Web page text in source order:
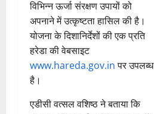
विभिन्न ऊर्जा संरक्षण उपायों को
अपनाने में उत्कृष्टता हासिल की है।
योजना के दिशानिर्देशों की एक प्रति
हरेडा की वेबसाइट
www.hareda.gov.inपर उपलब्ध
है।
एडीसी वत्सल वशिष्ठ ने बताया कि